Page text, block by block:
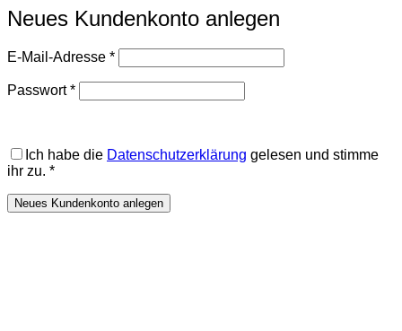
Neues Kundenkonto anlegen
E-Mail-Adresse *Erforderlich
Passwort*Erforderlich
Ich habe die Datenschutzerklärung gelesen und stimme
ihr zu. *
Neues Kundenkonto anlegen